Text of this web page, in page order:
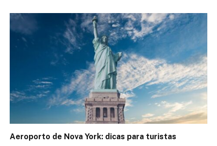
Aeroporto de Nova York: dicas para turistas